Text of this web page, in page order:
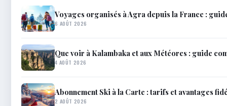
Voyages organisés à Agra depuis la France :
6 AOÛT 2026
Que voir à Kalambaka et aux Météores : guide
4 AOÛT 2026
Abonnement Ski à la Carte : tarifs et avantages
2 AOÛT 2026